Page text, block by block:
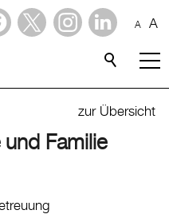
A A
zur Übersicht
Familie